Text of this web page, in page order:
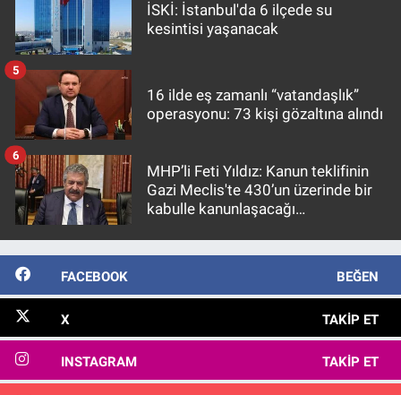
İSKİ: İstanbul'da 6 ilçede su
kesintisi yaşanacak
16 ilde eş zamanlı “vatandaşlık”
operasyonu: 73 kişi gözaltına alındı
5
MHP’li Feti Yıldız: Kanun teklifinin
Gazi Meclis'te 430’un üzerinde bir
kabulle kanunlaşacağı
6
FACEBOOK BEĞEN
X TAKIP ET
INSTAGRAM TAKIP ET